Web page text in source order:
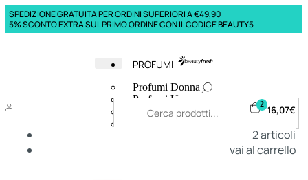
SPEDIZIONE GRATUITA PER ORDINI SUPERIORI A €49,90
5% SCONTO EXTRA SUL PRIMO ORDINE CON IL CODICE BEAUTY5
PROFUMI
Profumi Donna
Profumi Uomo
Deodoranti Donna
2 16,07€
2articoli
vai al carrello